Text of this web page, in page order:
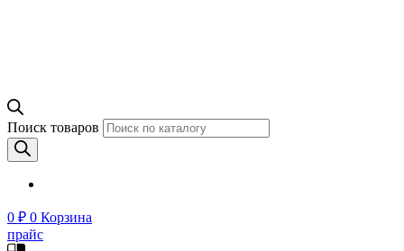
Поиск товаров
0 ₽ 0 Корзина
прайс